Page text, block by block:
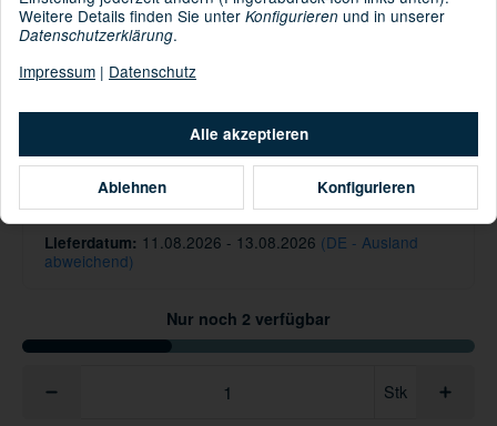
Informationen zur Produktsicherheit
inkl. 19% USt. ,Versandkostenfreie Lieferung
Knapper Lagerbestand
Lieferdatum: 11.08.2026 - 13.08.2026 (DE - Ausland
abweichend)
Nur noch 2 verfügbar
Stk
Alle akzeptieren
Ablehnen Konfigurieren
Weitere Details finden Sie unter Konfigurieren und in unserer
Datenschutzerklärung.
Impressum | Datenschutz